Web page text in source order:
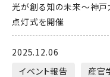
光が創る知の未来～神戸
点灯式を開催
2025.12.06
イベント報告
産官